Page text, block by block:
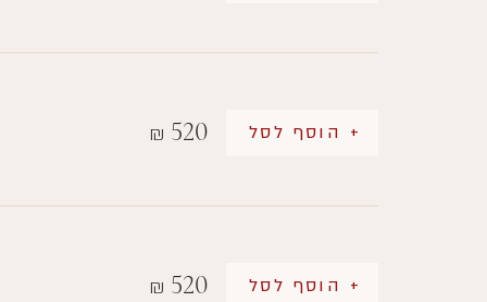
₪ 520 + הוסף לסל
₪ 520 + הוסף לסל